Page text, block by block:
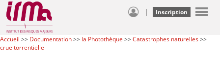
| Inscription
Accueil >> Documentation>> la Photothèque >>Catastrophes naturelles>>
crue torrentielle